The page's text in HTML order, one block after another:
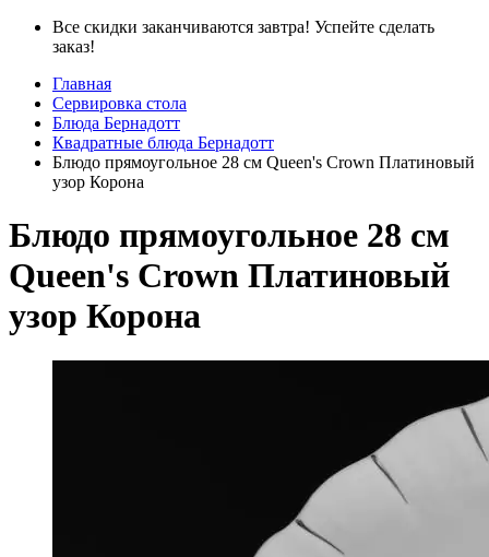
Все скидки заканчиваются завтра! Успейте сделать
заказ!
Главная
Сервировка стола
Блюда Бернадотт
Квадратные блюда Бернадотт
Блюдо прямоугольное 28 см Queen's Crown Платиновый
узор Корона
Блюдо прямоугольное 28 см
Queen's Crown Платиновый
узор Корона